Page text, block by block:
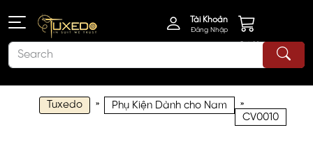
Tài Khoản
Đăng Nhập
Giỏ Hàng
Tuxedo » Phụ Kiện Dành cho Nam »
CV0010